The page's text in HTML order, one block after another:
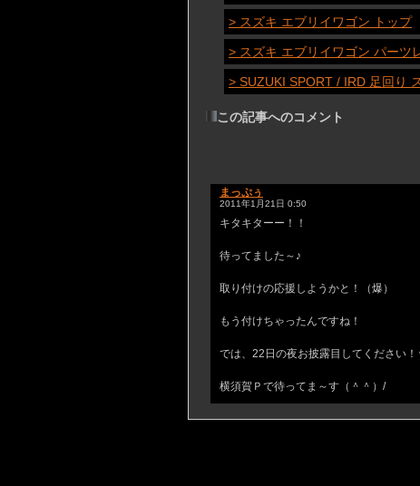
> スズキ エブリイワゴン トップ
> スズキ エブリイワゴン パーツ
> SUZUKI SPORT / IRD 足回り
この記事へのコメント
まっぷぅ
2011年1月21日 0:50
キタキターー！！
待ってました～♪
取り付けの応援しようかと！（爆）
もう付けちゃったんですね！
では、22日の夜お披露目してください！
横須賀Ｐで待ってま～す（＾＾）/